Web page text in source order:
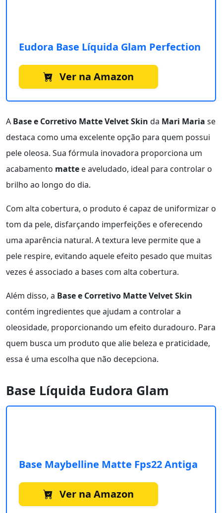
Eudora Base Líquida Glam Perfection
Ver na Amazon
A Base e Corretivo Matte Velvet Skin da Mari Maria se
destaca como uma excelente opção para quem possui
pele oleosa. Sua fórmula inovadora proporciona um
acabamento matte e aveludado, ideal para controlar o
brilho ao longo do dia.
Com alta cobertura, o produto é capaz de uniformizar o
tom da pele, disfarçando imperfeições e oferecendo
uma aparência natural. A textura leve permite que a
pele respire, evitando aquele efeito pesado que muitas
vezes é associado a bases com alta cobertura.
Além disso, a Base e Corretivo Matte Velvet Skin
contém ingredientes que ajudam a controlar a
oleosidade, proporcionando um efeito duradouro. Para
quem busca um produto que alie beleza e praticidade,
essa é uma escolha que não decepciona.
Base Líquida Eudora Glam
Base Maybelline Matte Fps22 Antiga
Ver na Amazon